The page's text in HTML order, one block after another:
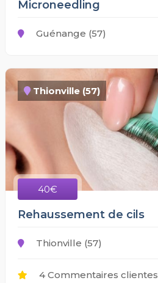
Microneedling
Guénange (57)
Thionville (57)
40€
Rehaussement de cils
Thionville (57)
4 Commentaires clientes